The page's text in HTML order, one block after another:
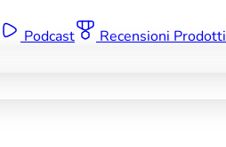
Podcast Recensioni Prodotti